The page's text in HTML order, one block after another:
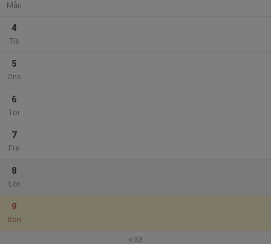
Mån
4
Tis
5
Ons
6
Tor
7
Fre
8
Lör
9
Sön
v.33